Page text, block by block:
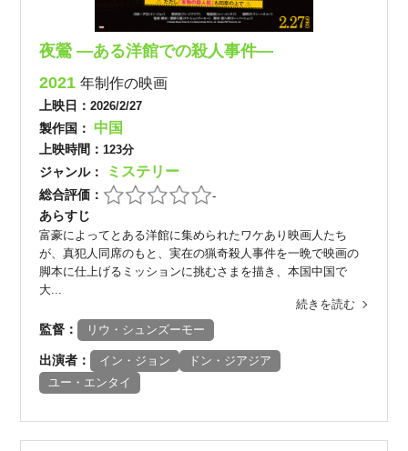
夜鶯 ―ある洋館での殺人事件―
2021年制作の映画
上映日：2026/2/27
製作国： 中国
上映時間： 123分
ジャンル： ミステリー
総合評価： -
あらすじ
富豪によってとある洋館に集められたワケあり映画人たち
が、真犯人同席のもと、実在の猟奇殺人事件を一晩で映画の
脚本に仕上げるミッションに挑むさまを描き、本国中国で
大...
続きを読む
監督： リウ・シュンズーモー
出演者： イン・ジョン
ドン・ジアジア
ユー・エンタイ